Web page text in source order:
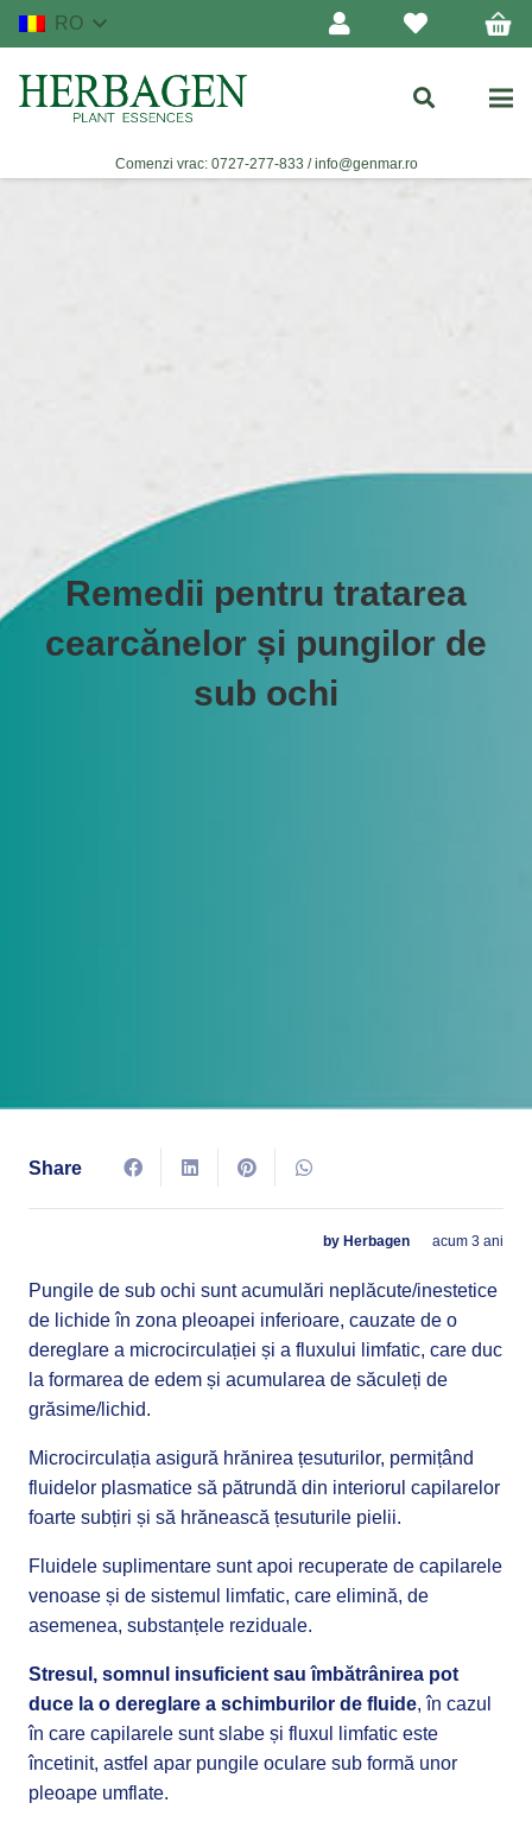
RO
Comenzi vrac: 0727-277-833 /info@genmar.ro
Remedii pentru tratarea
cearcănelor și pungilor de
sub ochi
Share
by Herbagen acum 3 ani
Pungile de sub ochi sunt acumulări neplăcute/inestetice
de lichide în zona pleoapei inferioare, cauzate de o
dereglare a microcirculației și a fluxului limfatic, care duc
la formarea de edem și acumularea de săculeți de
grăsime/lichid.
Microcirculația asigură hrănirea țesuturilor, permițând
fluidelor plasmatice să pătrundă din interiorul capilarelor
foarte subțiri și să hrănească țesuturile pielii.
Fluidele suplimentare sunt apoi recuperate de capilarele
venoase și de sistemul limfatic, care elimină, de
asemenea, substanțele reziduale.
Stresul, somnul insuficient sau îmbătrânirea pot
duce la o dereglare a schimburilor de fluide, în cazul
în care capilarele sunt slabe și fluxul limfatic este
încetinit, astfel apar pungile oculare sub formă unor
pleoape umflate.